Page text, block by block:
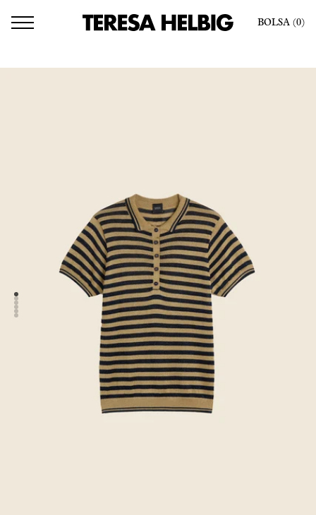
BOLSA (0)